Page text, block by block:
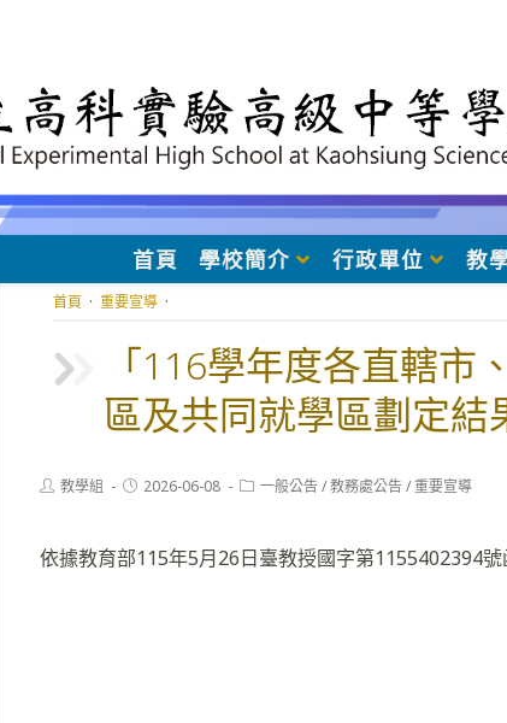
首頁 學校簡介 行政單位 教
「116學年度各直轄
區及共同就學區劃定結
首頁 · 重要宣導 ·
Post教學組
Post2026-06-08
Post一般公告 / 教務處公告 / 重要宣導
依據教育部115年5月26日臺教授國字第1155402394號